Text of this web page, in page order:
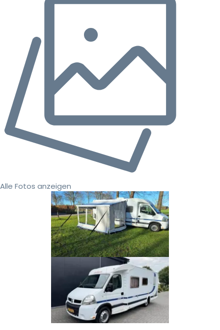
Alle Fotos anzeigen